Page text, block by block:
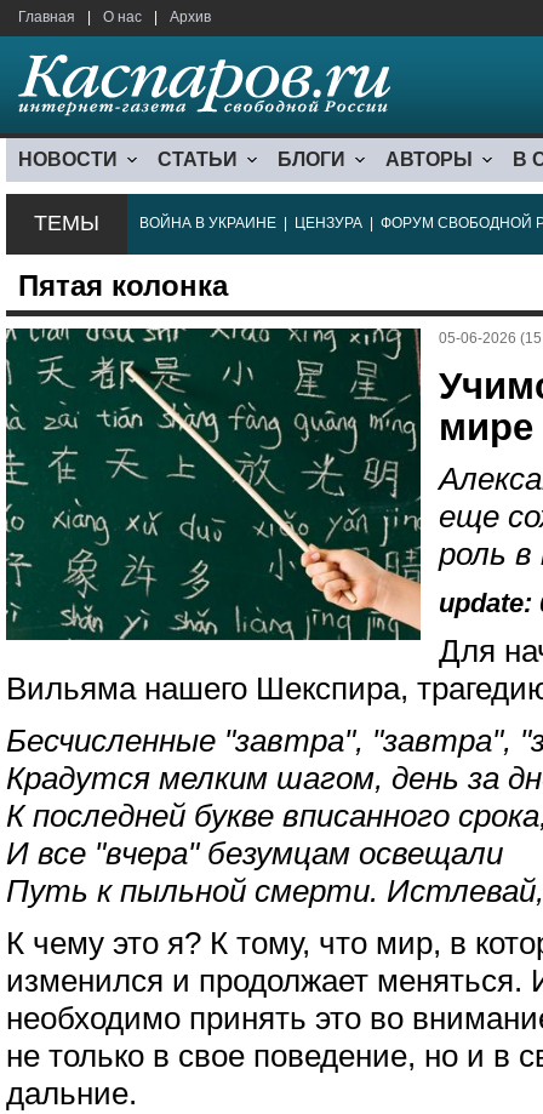
Главная О нас Архив
НОВОСТИ СТАТЬИ БЛОГИ АВТОРЫ В
ТЕМЫ ВОЙНА В УКРАИНЕ ЦЕНЗУРА ФОРУМ СВОБОДНОЙ
Пятая колонка
05-06-2026
мире
еще
роль в
update:
Для
Вильяма нашего Шекспира,
Бесчисленные "завтра", "завтра",
Крадутся мелким шагом, день за
К последней букве вписанного
И все "вчера" безумцам освещали
Путь к пыльной смерти. Истлевай,
К чему это я? К тому, что мир, в
изменился и продолжает
необходимо принять это во
не только в свое поведение, но и в
дальние.